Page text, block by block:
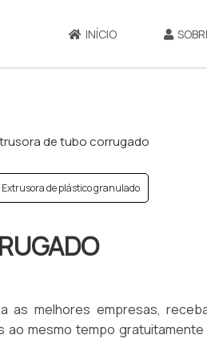
INÍCIO
de tubo corrugado
Extrusora de plástico granulado
as melhores empresas,
ao mesmo tempo gratuitamente